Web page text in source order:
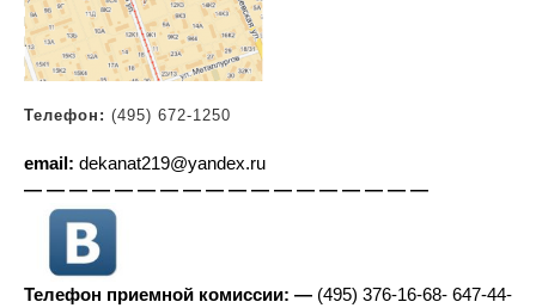
Телефон: (495) 672-1250
email: dekanat219@yandex.ru
— — — — — — — — — — — — — — — — — —
Телефон приемной комиссии: — (495) 376-16-68- 647-44-